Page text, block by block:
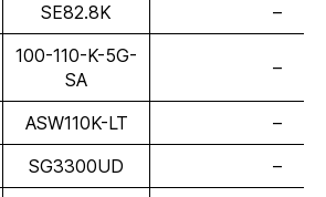
SE82.8K –
100-110-K-5G-
SA
–
ASW110K-LT
–
SG3300UD
–